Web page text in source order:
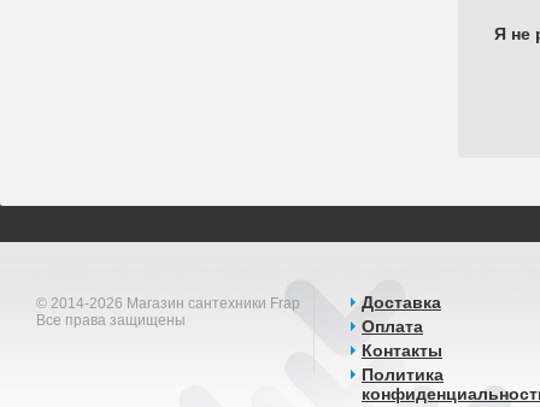
Я не
© 2014-2026 Магазин сантехники Frap
Все права защищены
Доставка
Оплата
Контакты
Политика